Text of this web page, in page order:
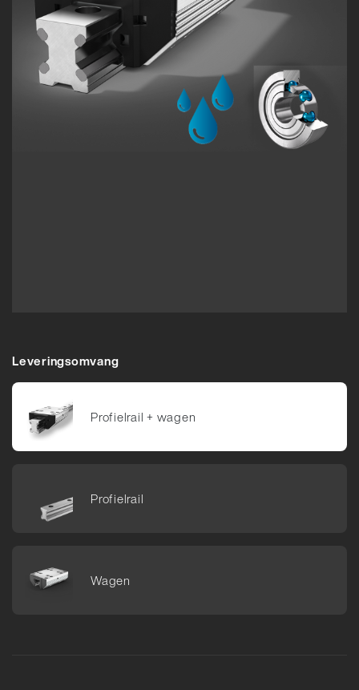
Leveringsomvang
Profiel­rail +​ wagen
Profiel­rail
Wagen